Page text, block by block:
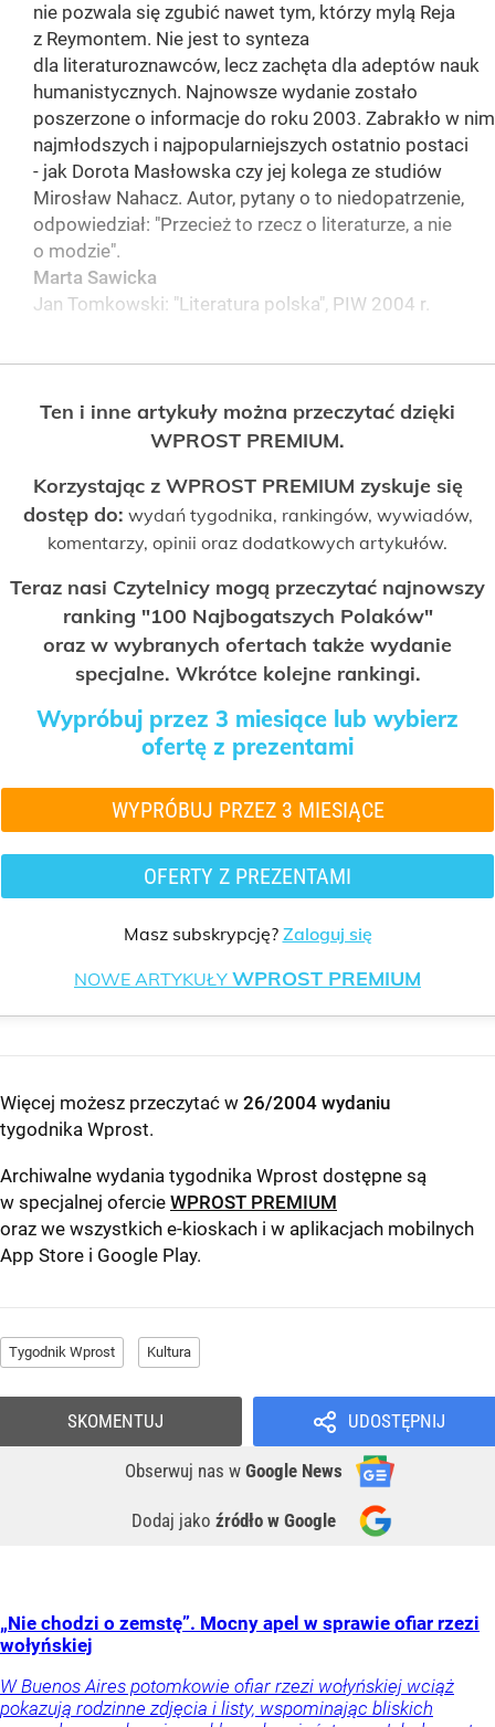
nie pozwala się zgubić nawet tym, którzy mylą Reja
z Reymontem. Nie jest to synteza
dla literaturoznawców, lecz zachęta dla adeptów nauk
humanistycznych. Najnowsze wydanie zostało
poszerzone o informacje do roku 2003. Zabrakło w nim
najmłodszych i najpopularniejszych ostatnio postaci
- jak Dorota Masłowska czy jej kolega ze studiów
Mirosław Nahacz. Autor, pytany o to niedopatrzenie,
odpowiedział: "Przecież to rzecz o literaturze, a nie
o modzie".
Marta Sawicka
Jan Tomkowski: "Literatura polska", PIW 2004 r.
Ten i inne artykuły można przeczytać dzięki
WPROST PREMIUM.
Korzystając z WPROST PREMIUM zyskuje się
dostęp do: wydań tygodnika, rankingów, wywiadów,
komentarzy, opinii oraz dodatkowych artykułów.
Teraz nasi Czytelnicy mogą przeczytać najnowszy
ranking "100 Najbogatszych Polaków"
oraz w wybranych ofertach także wydanie
specjalne. Wkrótce kolejne rankingi.
Wypróbuj przez 3 miesiące lub wybierz
ofertę z prezentami
WYPRÓBUJ PRZEZ 3 MIESIĄCE
OFERTY Z PREZENTAMI
Masz subskrypcję? Zaloguj się
NOWE ARTYKUŁY WPROST PREMIUM
Więcej możesz przeczytać w 26/2004 wydaniu
tygodnika Wprost.
Archiwalne wydania tygodnika Wprost dostępne są
w specjalnej ofercie WPROST PREMIUM
oraz we wszystkich e-kioskach i w aplikacjach mobilnych
App Store i Google Play.
Tygodnik Wprost Kultura
UDOSTĘPNIJ
Obserwuj nas w Google News
Dodaj jako źródło w Google
SKOMENTUJ
„Nie chodzi o zemstę”. Mocny apel w sprawie ofiar rzezi
wołyńskiej
W Buenos Aires potomkowie ofiar rzezi wołyńskiej wciąż
pokazują rodzinne zdjęcia i listy, wspominając bliskich